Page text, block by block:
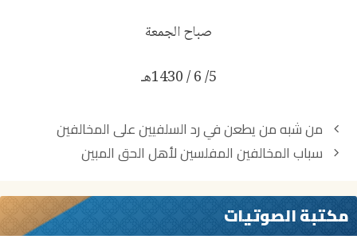
صباح الجمعة
5/ 6 / 1430هـ
تصفّح
المقالات
من شبه من يطعن في رد السلفيين على المخالفين
سباب المخالفين المفلسين لأهل الحق المبين
مكتبة الصوتيات